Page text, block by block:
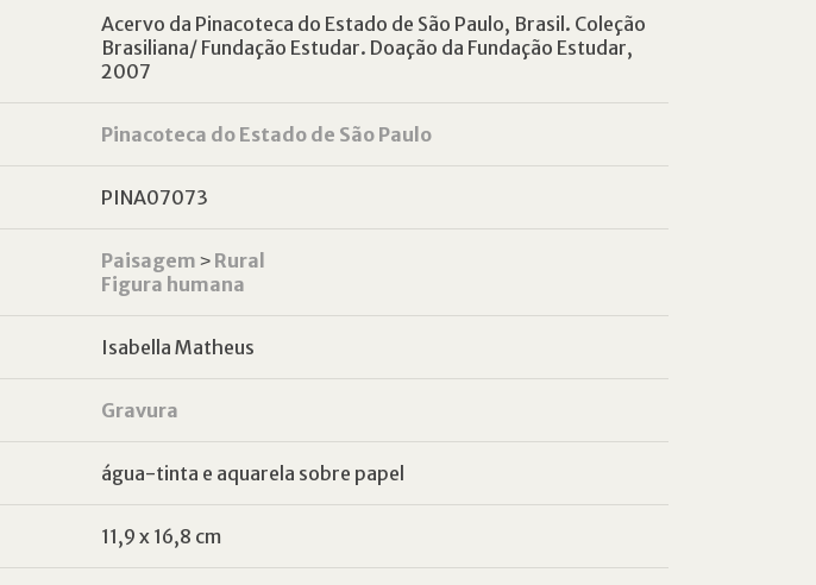
Acervo da Pinacoteca do Estado de São Paulo, Brasil. Coleção
Brasiliana/ Fundação Estudar. Doação da Fundação Estudar,
2007
Pinacoteca do Estado de São Paulo
PINA07073
Paisagem ˃ Rural
Figura humana
Isabella Matheus
Gravura
água-tinta e aquarela sobre papel
11,9 x 16,8 cm